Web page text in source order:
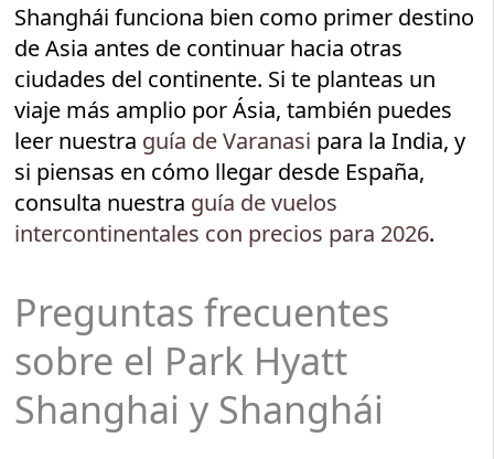
Shanghái funciona bien como primer destino
de Asia antes de continuar hacia otras
ciudades del continente. Si te planteas un
viaje más amplio por Ásia, también puedes
leer nuestra guía de Varanasi para la India, y
si piensas en cómo llegar desde España,
consulta nuestra guía de vuelos
intercontinentales con precios para 2026.
Preguntas frecuentes
sobre el Park Hyatt
Shanghai y Shanghái